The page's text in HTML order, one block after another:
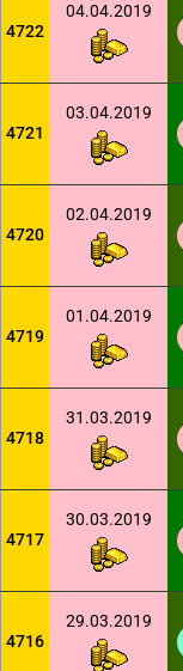
4722
04.04.2019
4721
03.04.2019
4720
02.04.2019
4719
01.04.2019
4718
31.03.2019
4717
30.03.2019
4716
29.03.2019